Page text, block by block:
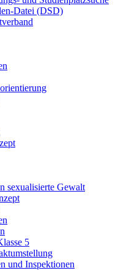
Datei (DSD)
sexualisierte Gewalt
5
und Inspektionen